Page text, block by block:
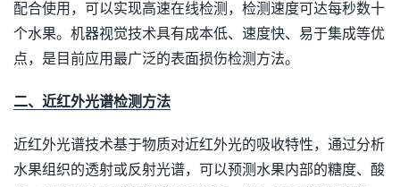
配合使用，可以实现高速在线检测，检测速度可达每秒数十
个水果。机器视觉技术具有成本低、速度快、易于集成等优
点，是目前应用最广泛的表面损伤检测方法。
二、近红外光谱检测方法
近红外光谱技术基于物质对近红外光的吸收特性，通过分析
水果组织的透射或反射光谱，可以预测水果内部的糖度、酸